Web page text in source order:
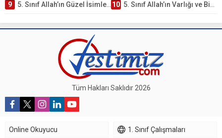
9 5. Sınıf Allah’ın Güzel İsimleri Testi – Online Çöz 10 5. Sınıf Allah’ın Varlığı ve Birliği Testi – Online Çöz
Tüm Hakları Saklıdır 2026
Online Okuyucu 1. Sınıf Çalışmaları